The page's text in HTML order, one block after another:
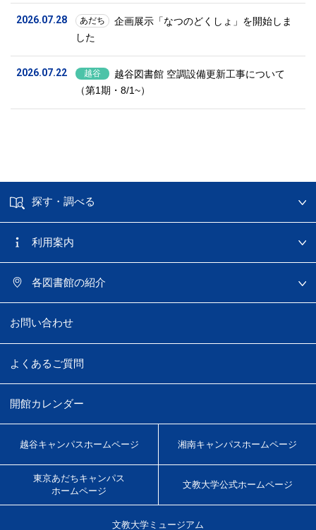
2026.07.28 あだち
企画展示「なつのどくしょ」を開始しま
した
2026.07.22 越谷
越谷図書館 空調設備更新工事について
（第1期・8/1~）
探す・調べる
利用案内
各図書館の紹介
お問い合わせ
よくあるご質問
開館カレンダー
越谷キャンパス ホームページ 湘南キャンパス ホームページ
東京あだちキャンパス
ホームページ
文教大学公式ホームページ
文教大学 ミュージアム